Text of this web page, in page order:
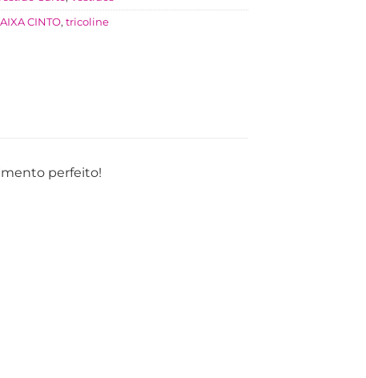
CINTO, tricoline
perfeito!